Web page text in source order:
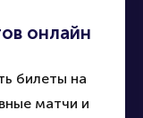
онлайн
билеты на
матчи и